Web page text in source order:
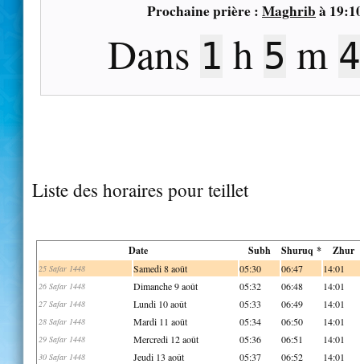
Prochaine prière : Maghrib à
Dans 1 h 5 m 3
Liste des horaires pour teillet
Date Subh Shuruq * Zhur
25 Safar 1448 Samedi 8 août 05:30 06:47 14:01
26 Safar 1448 Dimanche 9 août 05:32 06:48 14:01
27 Safar 1448 Lundi 10 août 05:33 06:49 14:01
28 Safar 1448 Mardi 11 août 05:34 06:50 14:01
29 Safar 1448 Mercredi 12 août 05:36 06:51 14:01
30 Safar 1448 Jeudi 13 août 05:37 06:52 14:01